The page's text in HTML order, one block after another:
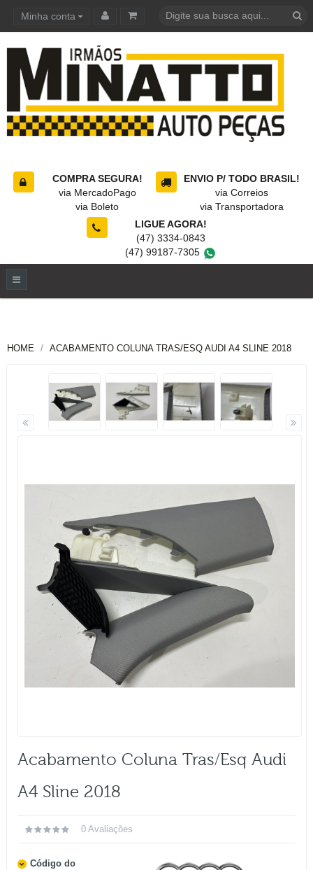
Minha conta
COMPRA SEGURA!
via MercadoPago
via Boleto
ENVIO P/ TODO BRASIL!
via Correios
via Transportadora
LIGUE AGORA!
(47) 3334-0843
(47) 99187-7305
HOME ACABAMENTO COLUNA TRAS/ESQ AUDI A4 SLINE 2018
Acabamento Coluna Tras/esq Audi
A4 Sline 2018
0 Avaliações
Código do